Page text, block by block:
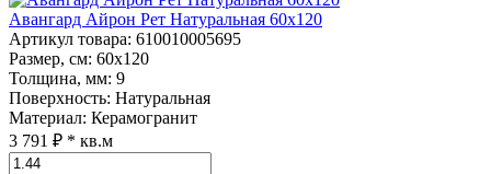
Авангард Айрон Рет Натуральная 60x120
Артикул товара: 610010005695
Размер, см: 60x120
Толщина, мм: 9
Поверхность: Натуральная
Материал: Керамогранит
3 791 ₽ * кв.м